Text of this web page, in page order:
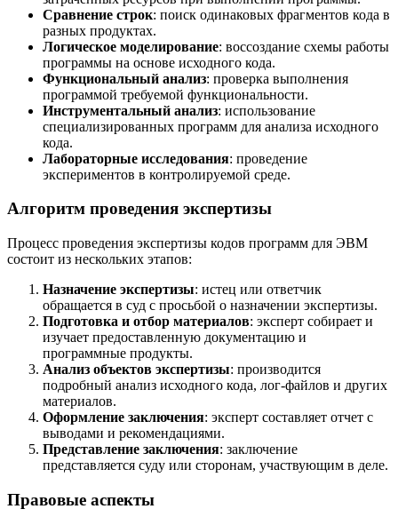
Сравнение строк: поиск одинаковых фрагментов кода в
разных продуктах.
Логическое моделирование: воссоздание схемы работы
программы на основе исходного кода.
Функциональный анализ: проверка выполнения
программой требуемой функциональности.
Инструментальный анализ: использование
специализированных программ для анализа исходного
кода.
Лабораторные исследования: проведение
экспериментов в контролируемой среде.
Алгоритм проведения экспертизы
Процесс проведения экспертизы кодов программ для ЭВМ
состоит из нескольких этапов:
Назначение экспертизы: истец или ответчик
обращается в суд с просьбой о назначении экспертизы.
Подготовка и отбор материалов: эксперт собирает и
изучает предоставленную документацию и
программные продукты.
Анализ объектов экспертизы: производится
подробный анализ исходного кода, лог-файлов и других
материалов.
Оформление заключения: эксперт составляет отчет с
выводами и рекомендациями.
Представление заключения: заключение
представляется суду или сторонам, участвующим в деле.
Правовые аспекты